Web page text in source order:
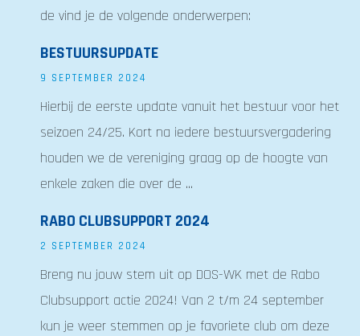
de vind je de volgende onderwerpen:
BESTUURSUPDATE
9 SEPTEMBER 2024
Hierbij de eerste update vanuit het bestuur voor het
seizoen 24/25. Kort na iedere bestuursvergadering
houden we de vereniging graag op de hoogte van
enkele zaken die over de ...
RABO CLUBSUPPORT 2024
2 SEPTEMBER 2024
Breng nu jouw stem uit op DOS-WK met de Rabo
Clubsupport actie 2024! Van 2 t/m 24 september
kun je weer stemmen op je favoriete club om deze